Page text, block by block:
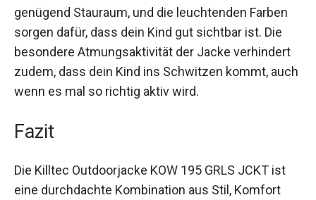
geeignet. Die praktischen Taschen bieten
genügend Stauraum, und die leuchtenden Farben
sorgen dafür, dass dein Kind gut sichtbar ist. Die
besondere Atmungsaktivität der Jacke verhindert
zudem, dass dein Kind ins Schwitzen kommt,
Die Killtec Outdoorjacke KOW 195 GRLS JCKT ist